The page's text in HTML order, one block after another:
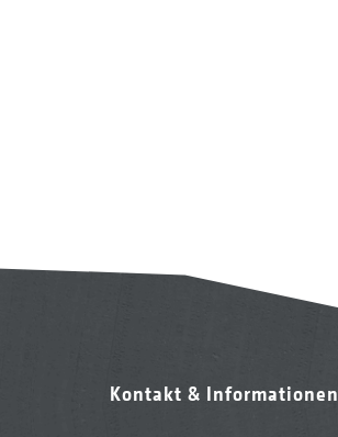
Kontakt & Informationen